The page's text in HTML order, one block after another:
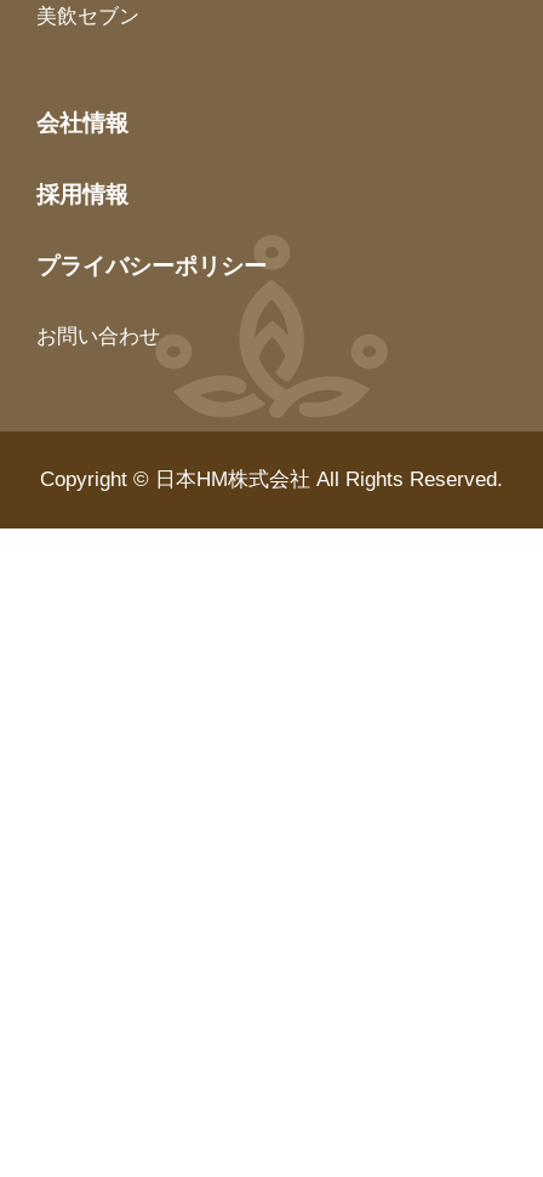
美飲セブン
会社情報
採用情報
プライバシーポリシー
お問い合わせ
Copyright © 日本HM株式会社 All Rights Reserved.